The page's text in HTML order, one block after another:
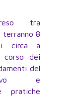
tra
terranno 8
circa a
corso dei
del
e
pratiche